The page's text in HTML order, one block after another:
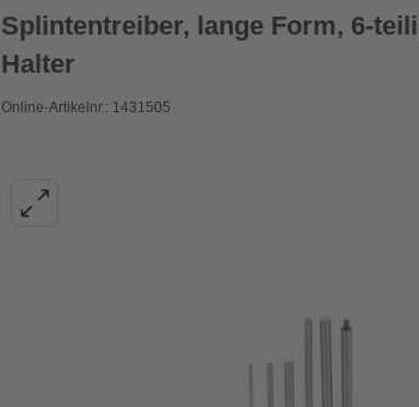
Splintentreiber, lange Form, 6-
Halter
Online-Artikelnr.: 1431505